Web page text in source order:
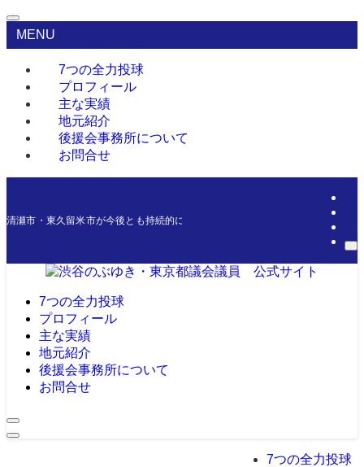
MENU
7つの全力投球
プロフィール
主な実績
地元紹介
後援会事務所について
お問合せ
清瀬市・東久留米市が今後とも持続的に発展できるよう、微力ながら今後一層
7つの全力投球
プロフィール
主な実績
地元紹介
後援会事務所について
お問合せ
7つの全力投球